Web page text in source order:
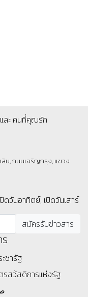
ละ คนที่คุณรัก
น, ถนนเจริญกรุง, แขวง
วันอาทิตย์, เปิดวันเสาร์
ชารัฐ
รสว้สดิการแห่งรัฐ